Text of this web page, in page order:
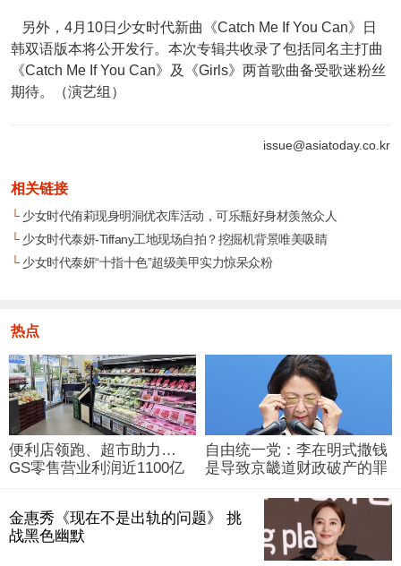
另外， 4月10日少女时代新曲《Catch Me If You Can》日
韩双语版本将公开发行。本次专辑共收录了包括同名主打曲
《Catch Me If You Can》及《Girls》两首歌曲备受歌迷粉丝
期待。（演艺组）
issue@asiatoday.co.kr
相关链接
└少女时代侑莉现身明洞优衣库活动，可乐瓶好身材羡煞众人
└少女时代泰妍-Tiffany工地现场自拍？挖掘机背景唯美吸睛
└少女时代泰妍“十指十色”超级美甲实力惊呆众粉
热点
便利店领跑、超市助力…
GS零售营业利润近1100亿
自由统一党：李在明式撒钱
是导致京畿道财政破产的罪
金惠秀《现在不是出轨的问题》 挑
战黑色幽默